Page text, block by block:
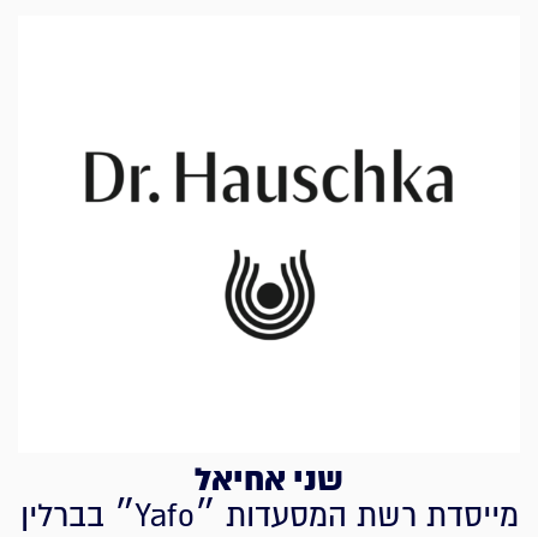
שני אחיאל
מייסדת רשת המסעדות ״Yafo״ בברלין